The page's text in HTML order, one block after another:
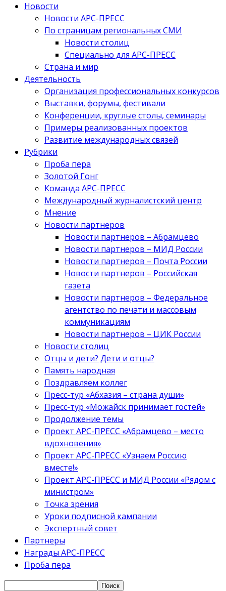
Новости
Новости АРС-ПРЕСС
По страницам региональных СМИ
Новости столиц
Специально для АРС-ПРЕСС
Страна и мир
Деятельность
Организация профессиональных конкурсов
Выставки, форумы, фестивали
Конференции, круглые столы, семинары
Примеры реализованных проектов
Развитие международных связей
Рубрики
Проба пера
Золотой Гонг
Команда АРС-ПРЕСС
Международный журналистский центр
Мнение
Новости партнеров
Новости партнеров – Абрамцево
Новости партнеров – МИД России
Новости партнеров – Почта России
Новости партнеров – Российская
газета
Новости партнеров – Федеральное
агентство по печати и массовым
коммуникациям
Новости партнеров – ЦИК России
Новости столиц
Отцы и дети? Дети и отцы?
Память народная
Поздравляем коллег
Пресс-тур «Абхазия – страна души»
Пресс-тур «Можайск принимает гостей»
Продолжение темы
Проект АРС-ПРЕСС «Абрамцево – место
вдохновения»
Проект АРС-ПРЕСС «Узнаем Россию
вместе!»
Проект АРС-ПРЕСС и МИД России «Рядом с
министром»
Точка зрения
Уроки подписной кампании
Экспертный совет
Партнеры
Награды АРС-ПРЕСС
Проба пера